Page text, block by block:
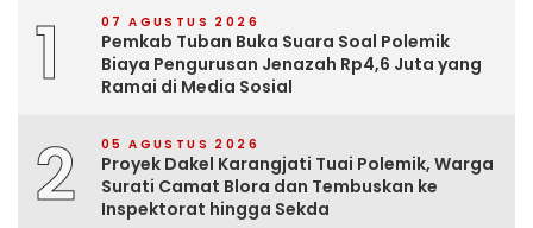
1 07 AGUSTUS 2026
Pemkab Tuban Buka Suara Soal Polemik
Biaya Pengurusan Jenazah Rp4,6 Juta yang
Ramai di Media Sosial
2 05 AGUSTUS 2026
Proyek Dakel Karangjati Tuai Polemik, Warga
Surati Camat Blora dan Tembuskan ke
Inspektorat hingga Sekda